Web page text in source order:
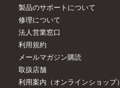
製品のサポートについて
修理について
法人営業窓口
利用規約
メールマガジン購読
取扱店舗
利用案内（オンラインショップ）